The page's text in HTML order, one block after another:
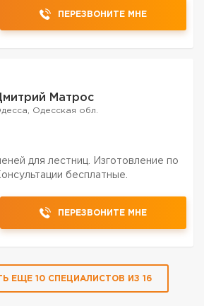
ПЕРЕЗВОНИТЕ МНЕ
Матрос
Одесская обл.
для лестниц. Изготовление по
бесплатные.
ПЕРЕЗВОНИТЕ МНЕ
ЕЩЕ 10 СПЕЦИАЛИСТОВ ИЗ 16